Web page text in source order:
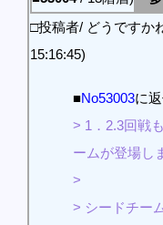
□投稿者/ どうですか
15:16:45)
■No53003に
> 1．2.3回戦
ームが登場し
>
> シードチー